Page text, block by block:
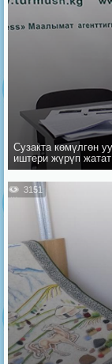
Сузакта көмүлгөн
иштери жүрүп жатат
3151